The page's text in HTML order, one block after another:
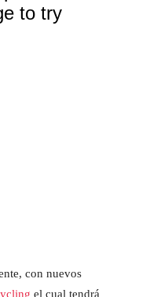
con nuevos
el cual tendrá